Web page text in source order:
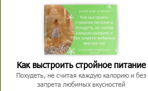
Как выстроить стройное питание
Похудеть, не считая каждую калорию и без
запрета любимых вкусностей